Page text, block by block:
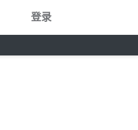
登录